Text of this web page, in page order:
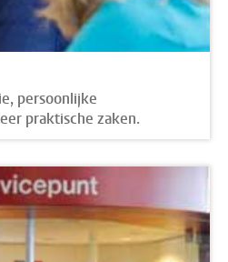
persoonlijke
praktische zaken.